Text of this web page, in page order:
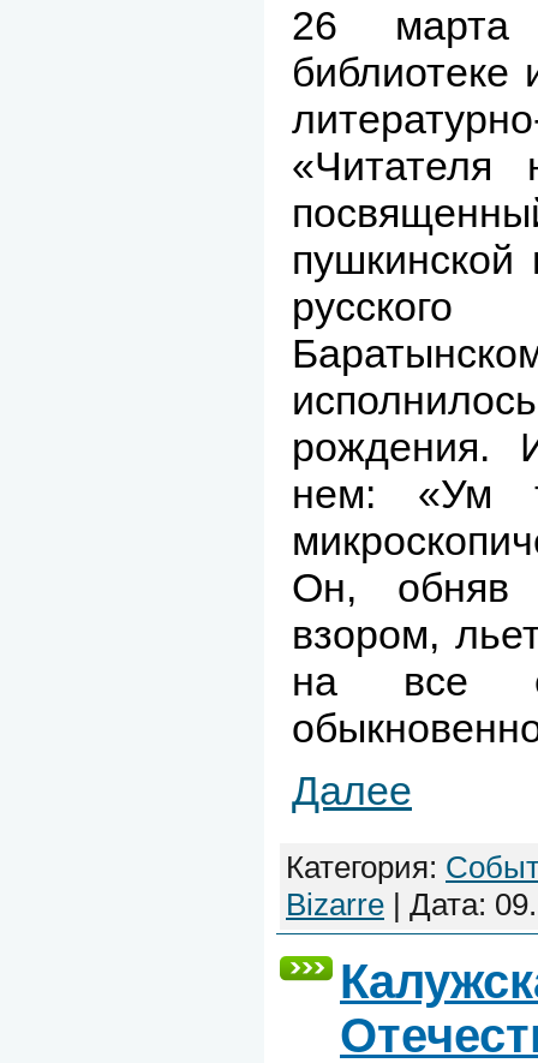
26 марта
библиотеке
рождения.
нем: «Ум
Он, обняв
взором,
на все
Далее
Категория:
Bizarre | Дата: